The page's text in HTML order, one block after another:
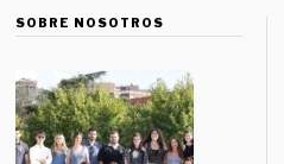
SOBRE NOSOTROS